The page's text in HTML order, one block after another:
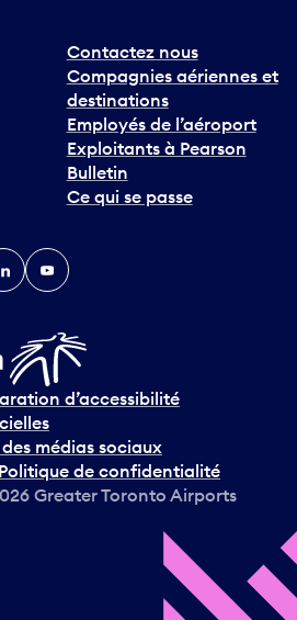
Contactez nous
Compagnies aériennes et
destinations
Employés de l’aéroport
Exploitants à Pearson
Bulletin
Ce qui se passe
YouTube
d’accessibilité
médias sociaux
Politique de confidentialité
Greater Toronto Airports